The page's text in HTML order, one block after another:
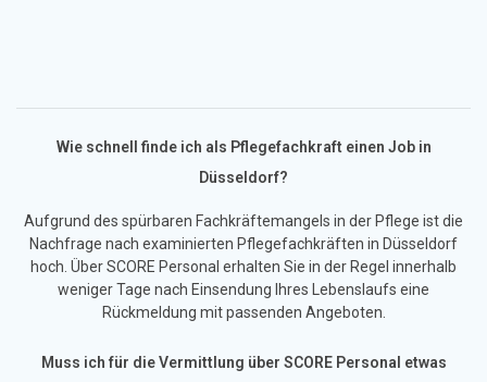
Wie schnell finde ich als Pflegefachkraft einen Job in
Düsseldorf?
Aufgrund des spürbaren Fachkräftemangels in der Pflege ist die
Nachfrage nach examinierten Pflegefachkräften in Düsseldorf
hoch. Über SCORE Personal erhalten Sie in der Regel innerhalb
weniger Tage nach Einsendung Ihres Lebenslaufs eine
Rückmeldung mit passenden Angeboten.
Muss ich für die Vermittlung über SCORE Personal etwas